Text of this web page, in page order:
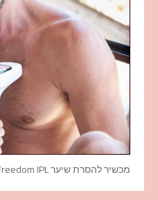
מכשיר להסרת שיער Silkn Flash & Go Freedom IPL